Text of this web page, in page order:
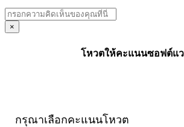
×
โหวตให้คะแนนซอฟต์แ
กรุณาเลือกคะแนนโหวต